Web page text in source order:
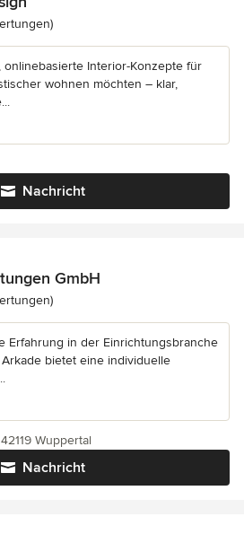
5 von 5 Sternen
onlinebasierte Interior-Konzepte für
wohnen möchten – klar,
Nachricht
GmbH
5 von 5 Sternen
Erfahrung in der Einrichtungsbranche
bietet eine individuelle
Nachricht
Wuppertal